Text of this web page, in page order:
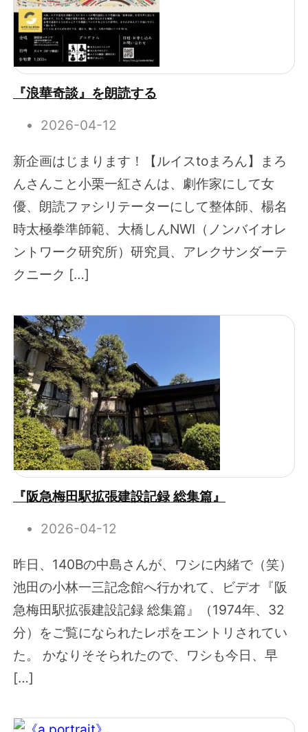
『浪華奇談』を朗読する
2026-04-12
新企画はじまります！【ルイスtoまろん】まろ
んさんこと小栗一紅さんは、劇作家にして女
優、朗読ファシリテーターにして整体師、楊名
時太極拳準師範、大橋しんNWI（ノンバイオレ
ントワーク研究所）研究員、アレクサンダーテ
クニーク […]
『阪急梅田駅拡張建設記録 総集篇』
2026-04-12
昨日、140Bの中島さんが、ワシに内緒で（笑）
池田の小林一三記念館へ行かれて、ビデオ『阪
急梅田駅拡張建設記録 総集篇』（1974年、32
分）をご覧になられたレポをエントリされてい
た。 かなりそそられたので、ワシも今日、早
[…]